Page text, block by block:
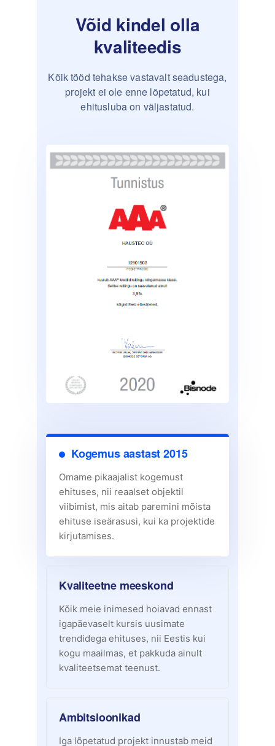
Võid kindel olla
kvaliteedis
Kõik tööd tehakse vastavalt seadustega,
projekt ei ole enne lõpetatud, kui
ehitusluba on väljastatud.
Kogemus aastast 2015
Omame pikaajalist kogemust
ehituses, nii reaalset objektil
viibimist, mis aitab paremini mõista
ehituse iseärasusi, kui ka projektide
kirjutamises.
Kvaliteetne meeskond
Kõik meie inimesed hoiavad ennast
igapäevaselt kursis uusimate
trendidega ehituses, nii Eestis kui
kogu maailmas, et pakkuda ainult
kvaliteetsemat teenust.
Ambitsioonikad
Iga lõpetatud projekt innustab meid